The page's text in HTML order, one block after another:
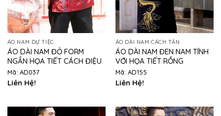
ÁO NAM DỰ TIỆC
ÁO DÀI NAM ĐỎ FORM
NGẮN HỌA TIẾT CÁCH ĐIỆU
Mã: AD037
Liên Hệ!
ÁO DÀI NAM CÁCH TÂN
ÁO DÀI NAM ĐEN NAM TÍNH
VỚI HỌA TIẾT RỒNG
Mã: AD155
Liên Hệ!